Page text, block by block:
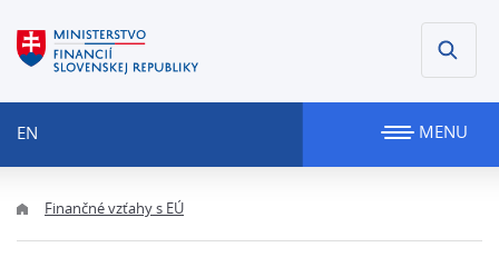
EN MENU
Finančné vzťahy s EÚ